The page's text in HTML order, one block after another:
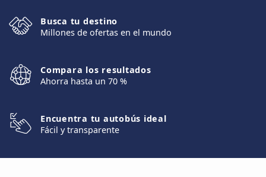
Busca tu destino
Millones de ofertas en el mundo
Compara los resultados
Ahorra hasta un 70 %
Encuentra tu autobús ideal
Fácil y transparente